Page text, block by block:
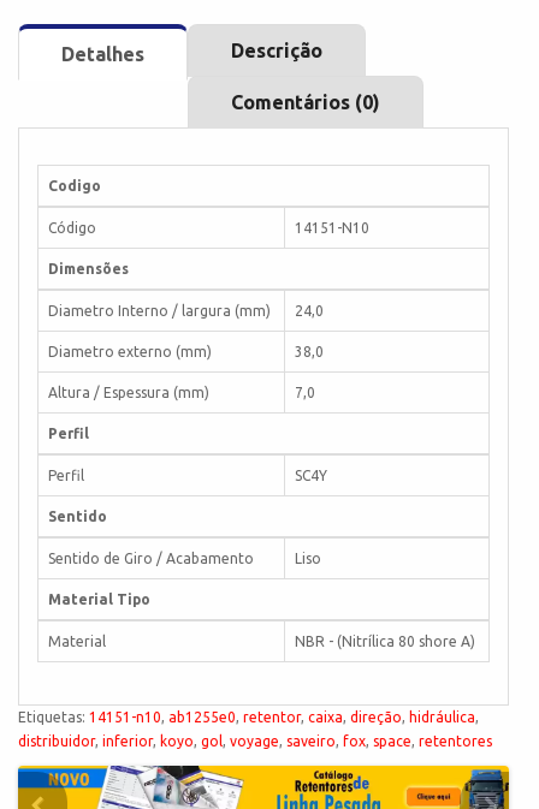
Detalhes Descrição
Comentários (0)
Codigo
Código 14151-N10
Dimensões
Diametro Interno / largura (mm) 24,0
Diametro externo (mm) 38,0
Altura / Espessura (mm) 7,0
Perfil
Perfil SC4Y
Sentido
Sentido de Giro / Acabamento Liso
Material Tipo
Material NBR - (Nitrílica 80 shore A)
Etiquetas: 14151-n10, ab1255e0, retentor, caixa, direção, hidráulica,
distribuidor, inferior, koyo, gol, voyage, saveiro, fox, space, retentores